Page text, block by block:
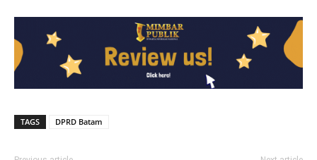
TAGS DPRD Batam